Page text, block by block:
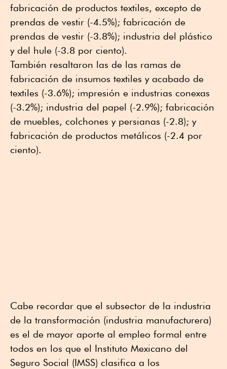
fabricación de productos textiles, excepto de
prendas de vestir (-4.5%); fabricación de
prendas de vestir (-3.8%); industria del plástico
y del hule (-3.8 por ciento).
También resaltaron las de las ramas de
fabricación de insumos textiles y acabado de
textiles (-3.6%); impresión e industrias conexas
(-3.2%); industria del papel (-2.9%); fabricación
de muebles, colchones y persianas (-2.8); y
fabricación de productos metálicos (-2.4 por
ciento).
Cabe recordar que el subsector de la industria
de la transformación (industria manufacturera)
es el de mayor aporte al empleo formal entre
todos en los que el Instituto Mexicano del
Seguro Social (IMSS) clasifica a los